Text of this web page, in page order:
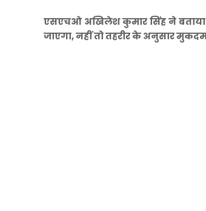
एसएचओ अखिलेश कुमार सिंह ने बताया
जाएगा, नहीं तो तहरीर के अनुसार